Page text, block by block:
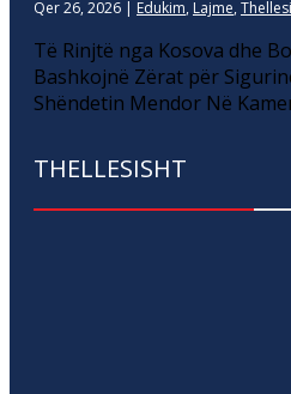
Qer 26, 2026 | Edukim, Lajme,
Të Rinjtë nga Kosova dhe
Bashkojnë Zërat për
Shëndetin Mendor Në
THELLESISHT